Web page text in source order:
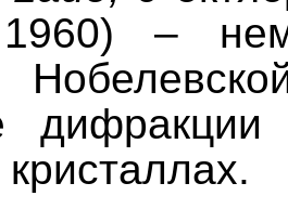
–
дифракции